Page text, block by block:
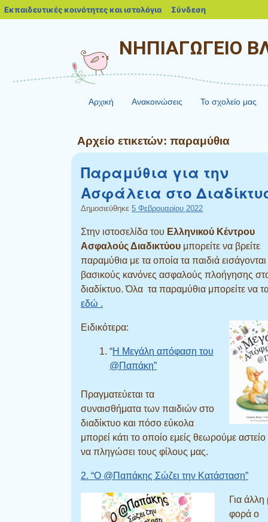
ΝΗΠΙΑΓΩΓΕΙΟ
Αρχική Ανακοινώσεις Το σχολείο μας
Αρχείο ετικετών: παραμύθια
Παραμύθια για την
Ασφάλεια στο
Δημοσιεύθηκε 5 Φεβρουαρίου 2022
Στην ιστοσελίδα του Ελληνικού Κέντρου
Ασφαλούς Διαδικτύου μπορείτε να βρείτε
παραμύθια με τα οποία τα παιδιά
βασικούς κανόνες ασφαλούς πλοήγησης
διαδίκτυο. Όλα τα παραμύθια μπορείτε να τα
εδώ .
Ειδικότερα:
“Η Μεγάλη απόφαση του
@Παπάκη”
Πραγματεύεται τα
συναισθήματα των παιδιών στο
διαδίκτυο και πόσο εύκολα
μπορεί κάτι το οποίο εμείς θεωρούμε αστείο
να πληγώσει τους φίλους μας.
2. “Ο @Παπάκης Σώζει την Κατάσταση”
Για άλλη
φορά ο
Εκπαιδευτικές κοινότητες και ιστολόγια blogs.sch.gr
Σύνδεση